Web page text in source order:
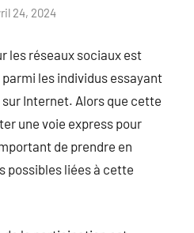
24, 2024
les réseaux sociaux est
les individus essayant
Internet. Alors que cette
une voie express pour
de prendre en
possibles liées à cette